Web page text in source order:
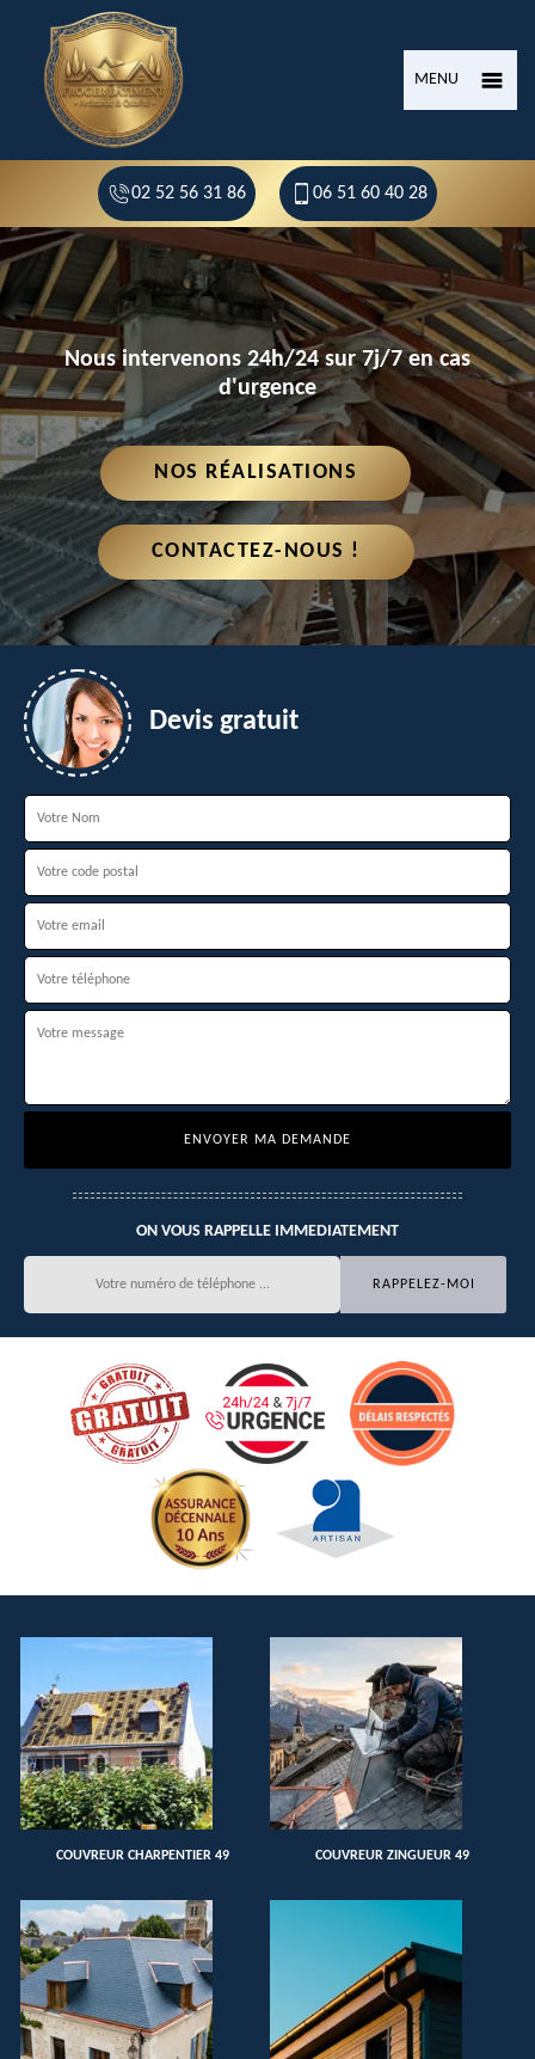
MENU
02 52 56 31 86 06 51 60 40 28
Nous intervenons 24h/24 sur 7j/7 en cas
d'urgence
NOS RÉALISATIONS
CONTACTEZ-NOUS !
Devis gratuit
ON VOUS RAPPELLE IMMEDIATEMENT
COUVREUR CHARPENTIER 49 COUVREUR ZINGUEUR 49